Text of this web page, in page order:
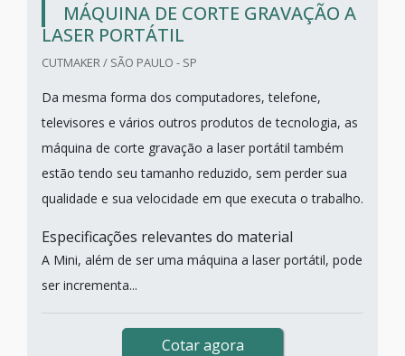
MÁQUINA DE CORTE GRAVAÇÃO A
LASER PORTÁTIL
CUTMAKER / SÃO PAULO - SP
Da mesma forma dos computadores, telefone,
televisores e vários outros produtos de tecnologia, as
máquina de corte gravação a laser portátil também
estão tendo seu tamanho reduzido, sem perder sua
qualidade e sua velocidade em que executa o trabalho.
Especificações relevantes do material
A Mini, além de ser uma máquina a laser portátil, pode
ser incrementa...
Cotar agora